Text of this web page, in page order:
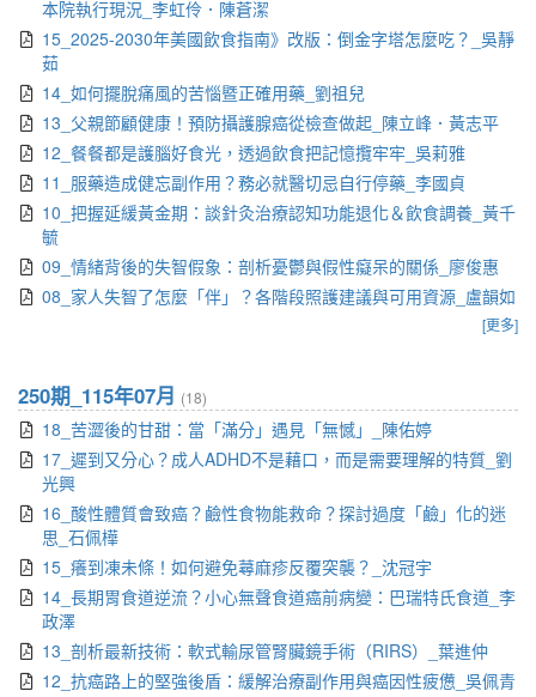
本院執行現況_李虹伶．陳蒼潔
15_2025-2030年美國飲食指南》改版：倒金字塔怎麼吃？_吳靜
茹
14_如何擺脫痛風的苦惱暨正確用藥_劉祖兒
13_父親節顧健康！預防攝護腺癌從檢查做起_陳立峰．黃志平
12_餐餐都是護腦好食光，透過飲食把記憶攬牢牢_吳莉雅
11_服藥造成健忘副作用？務必就醫切忌自行停藥_李國貞
10_把握延緩黃金期：談針灸治療認知功能退化＆飲食調養_黃千
毓
09_情緒背後的失智假象：剖析憂鬱與假性癡呆的關係_廖俊惠
08_家人失智了怎麼「伴」？各階段照護建議與可用資源_盧韻如
[更多]
250期_115年07月 (18)
18_苦澀後的甘甜：當「滿分」遇見「無憾」_陳佑婷
17_遲到又分心？成人ADHD不是藉口，而是需要理解的特質_劉
光興
16_酸性體質會致癌？鹼性食物能救命？探討過度「鹼」化的迷
思_石佩樺
15_癢到凍未條！如何避免蕁麻疹反覆突襲？_沈冠宇
14_長期胃食道逆流？小心無聲食道癌前病變：巴瑞特氏食道_李
政澤
13_剖析最新技術：軟式輸尿管腎臟鏡手術（RIRS）_葉進仲
12_抗癌路上的堅強後盾：緩解治療副作用與癌因性疲憊_吳佩青